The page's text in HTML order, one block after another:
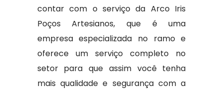
contar com o serviço da Arco Iris
Poços Artesianos, que é uma
empresa especializada no ramo e
oferece um serviço completo no
setor para que assim você tenha
mais qualidade e segurança com a